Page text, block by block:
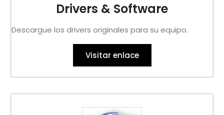
Drivers & Software
Descargue los drivers originales para su equipo.
Visitar enlace